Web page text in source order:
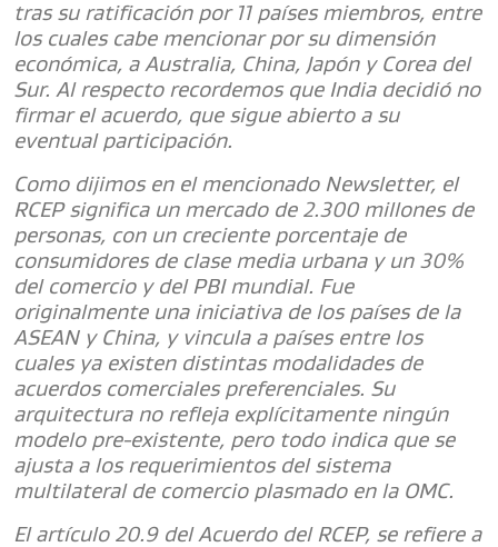
tras su ratificación por 11 países miembros, entre
los cuales cabe mencionar por su dimensión
económica, a Australia, China, Japón y Corea del
Sur. Al respecto recordemos que India decidió no
firmar el acuerdo, que sigue abierto a su
eventual participación.
Como dijimos en el mencionado Newsletter, el
RCEP significa un mercado de 2.300 millones de
personas, con un creciente porcentaje de
consumidores de clase media urbana y un 30%
del comercio y del PBI mundial. Fue
originalmente una iniciativa de los países de la
ASEAN y China, y vincula a países entre los
cuales ya existen distintas modalidades de
acuerdos comerciales preferenciales. Su
arquitectura no refleja explícitamente ningún
modelo pre-existente, pero todo indica que se
ajusta a los requerimientos del sistema
multilateral de comercio plasmado en la OMC.
El artículo 20.9 del Acuerdo del RCEP, se refiere a